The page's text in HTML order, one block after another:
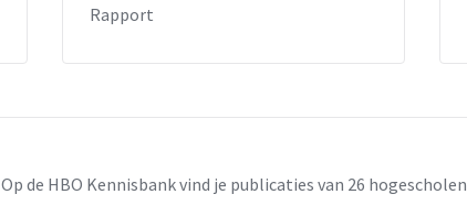
Rapport
Op de HBO Kennisbank vind je publicaties van 26 hogescholen